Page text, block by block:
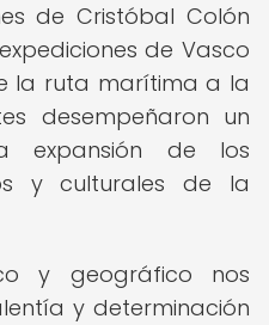
de Cristóbal Colón
de Vasco
la ruta marítima a la
desempeñaron un
expansión de los
y culturales de la
y geográfico nos
y determinación